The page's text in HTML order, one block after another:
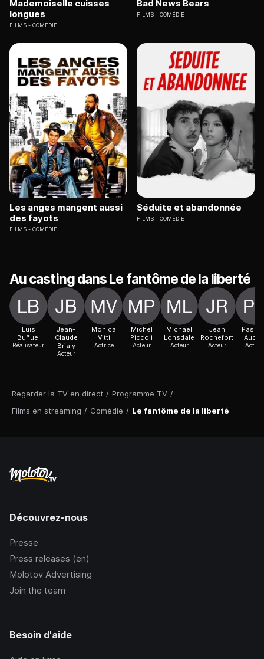
Regarder la TV en direct / Programme TV /
Films en streaming / Comédie / Le fantôme de la liberté
Mademoiselle cuisses
longues
FILMS COMÉDIE
Bad News Bears
FILMS COMÉDIE
Les anges mangent aussi
des fayots
FILMS COMÉDIE
Séduite et abandonnée
FILMS COMÉDIE
Au casting dans Le fantôme de la liberté
Luis
Buñuel
Réalisateur
Jean-
Claude
Brialy
Acteur
Monica
Vitti
Actrice
Michel
Piccoli
Acteur
Michael
Lonsdale
Acteur
Jean
Rochefort
Acteur Actrice
Découvrez-nous
Presse
Press releases (en)
Molotov Advertising
Join the team
Besoin d'aide